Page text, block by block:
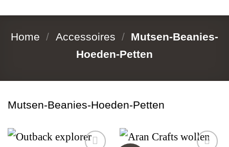
Home / Accessoires / Mutsen-Beanies-
Hoeden-Petten
Mutsen-Beanies-Hoeden-Petten